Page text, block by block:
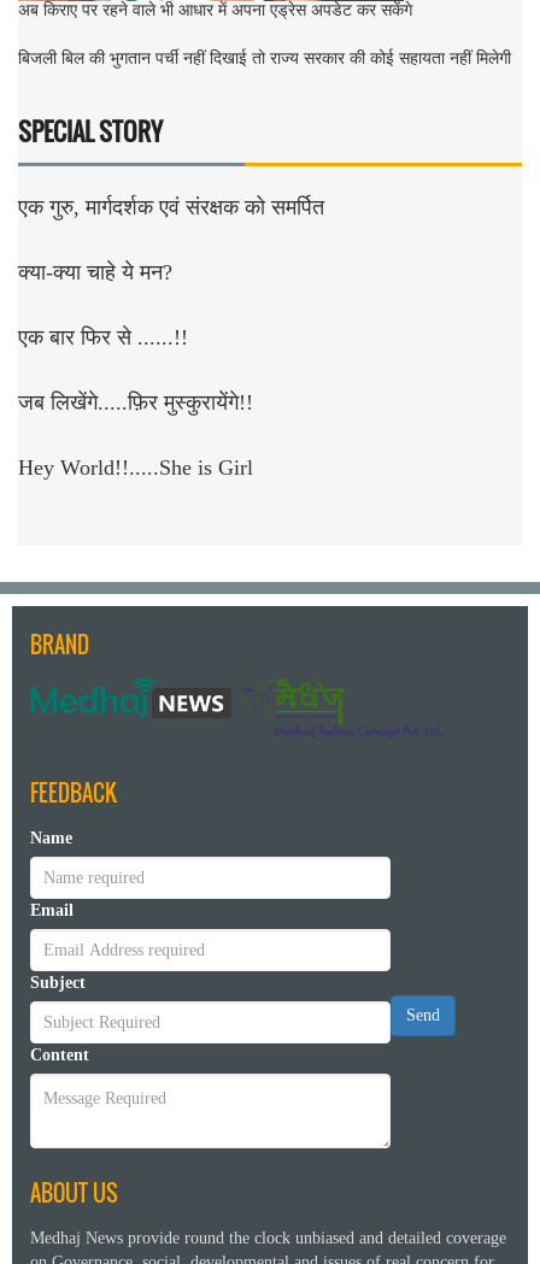
अब किराए पर रहने वाले भी आधार में अपना एड्रेस अपडेट कर सकेंगे
बिजली बिल की भुगतान पर्ची नहीं दिखाई तो राज्य सरकार की कोई सहायता नहीं मिलेगी
SPECIAL STORY
एक गुरु, मार्गदर्शक एवं संरक्षक को समर्पित
क्या-क्या चाहे ये मन?
एक बार फिर से ......!!
जब लिखेंगे.....फ़िर मुस्कुरायेंगे!!
Hey World!!.....She is Girl
BRAND
FEEDBACK
Name
Email
Subject
Content
Send
ABOUT US
Medhaj News provide round the clock unbiased and detailed coverage